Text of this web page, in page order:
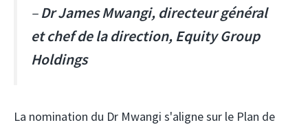
–Dr James Mwangi, directeur général
et chef de la direction, Equity Group
Holdings
La nomination du Dr Mwangi s'aligne sur le Plan de